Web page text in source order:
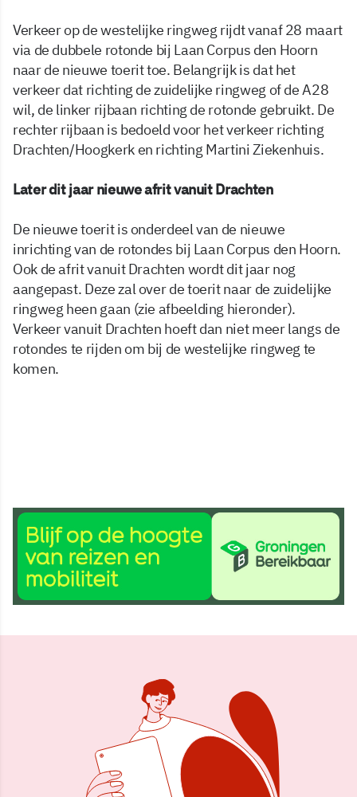
Verkeer op de westelijke ringweg rijdt vanaf 28 maart
via de dubbele rotonde bij Laan Corpus den Hoorn
naar de nieuwe toerit toe. Belangrijk is dat het
verkeer dat richting de zuidelijke ringweg of de A28
wil, de linker rijbaan richting de rotonde gebruikt. De
rechter rijbaan is bedoeld voor het verkeer richting
Drachten/Hoogkerk en richting Martini Ziekenhuis.
Later dit jaar nieuwe afrit vanuit Drachten
De nieuwe toerit is onderdeel van de nieuwe
inrichting van de rotondes bij Laan Corpus den Hoorn.
Ook de afrit vanuit Drachten wordt dit jaar nog
aangepast. Deze zal over de toerit naar de zuidelijke
ringweg heen gaan (zie afbeelding hieronder).
Verkeer vanuit Drachten hoeft dan niet meer langs de
rotondes te rijden om bij de westelijke ringweg te
komen.
25 mrt 2022, 10:54
Delen